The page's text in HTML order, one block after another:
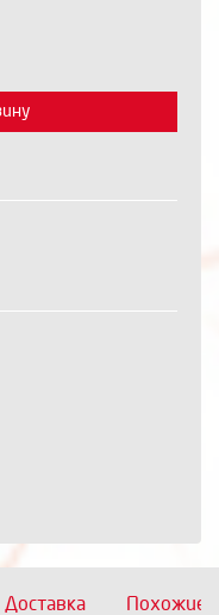
Доставка Похожие